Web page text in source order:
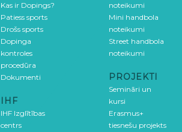
Kas ir Dopings?
Patiess sports
Drošs sports
Dopinga
kontroles
procedūra
Dokumenti
IHF
IHF Izglītības
centrs
noteikumi
Mini handbola
noteikumi
Street handbola
noteikumi
PROJEKTI
Semināri un
kursi
Erasmus+
tiesnešu projekts